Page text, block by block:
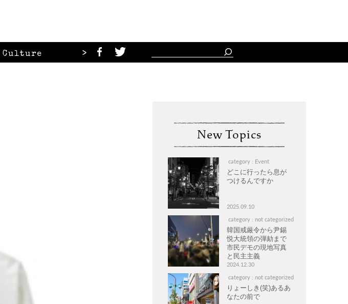
Culture Looks
>
New Topics
category : Event
どこに行ったら息が
つけるんですか
2025.09.10
category : not categorized
韓国戒厳令から尹錫
悦大統領の弾劾まで
市民デモの現地写真
と民主主義
2024.12.30
category : not categorized
りょーしき(笑)あるあ
なたの前で